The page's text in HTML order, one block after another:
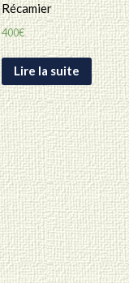
Récamier
400€
Lire la suite